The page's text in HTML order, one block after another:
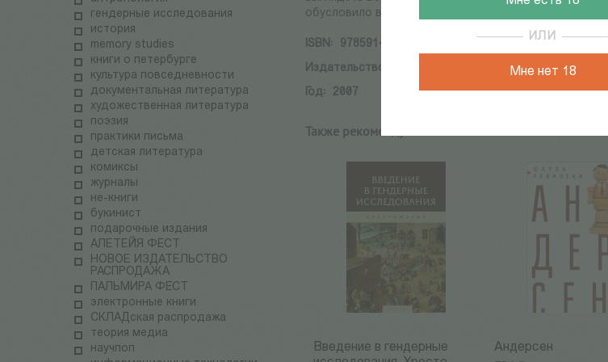
ИЛИ
Мне нет 18
гендерные исследования
история
memory studies
книги о петербурге
культура повседневности
документальная литература
художественная литература
поэзия
практики письма
детская литература
комиксы
журналы
не-книги
букинист
подарочные издания
АЛЕТЕЙЯ ФЕСТ
НОВОЕ ИЗДАТЕЛЬСТВО
РАСПРОДАЖА
ПАЛЬМИРА ФЕСТ
электронные книги
СКЛАДская распродажа
теория медиа
научпоп
обусловило в конце концов провал этих усилий? На
ISBN:
9785914190306
Издательство:
Год:
2007
Также рекомендуем:
Введение в гендерные
Андерсен